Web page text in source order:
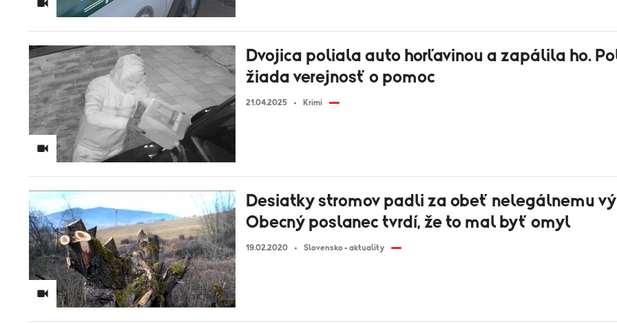
Dvojica poliala auto horľavinou a zapálila ho.
žiada verejnosť o pomoc
21.04.2025 Krimi
Desiatky stromov padli za obeť nelegálnemu
Obecný poslanec tvrdí, že to mal byť omyl
19.02.2020 Slovensko - aktuality